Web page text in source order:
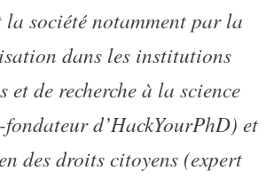
la société notamment par la
dans les institutions
et de recherche à la science
d’HackYourPhD) et
des droits citoyens (expert